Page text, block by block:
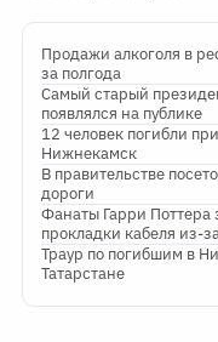
Продажи алкоголя в
за полгода
Самый старый
появлялся на публике
12 человек погибли
Нижнекамск
В правительстве
дороги
Фанаты Гарри Поттера
прокладки кабеля из-
Траур по погибшим в
Татарстане